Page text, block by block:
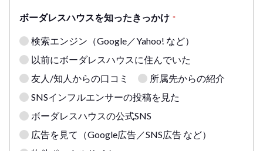
ボーダレスハウスを知ったきっかけ *
検索エンジン（Google／Yahoo! など）
以前にボーダレスハウスに住んでいた
友人/知人からの口コミ
所属先からの紹介
SNSインフルエンサーの投稿を見た
ボーダレスハウスの公式SNS
広告を見て（Google広告／SNS広告 など）